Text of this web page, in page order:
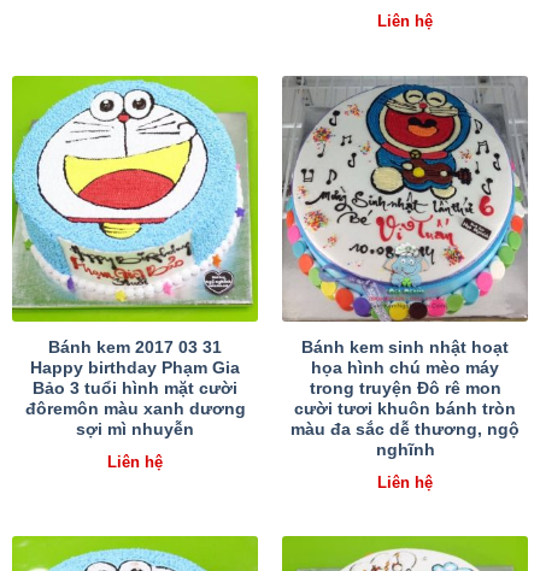
Liên hệ
Bánh kem 2017 03 31
Happy birthday Phạm Gia
Bảo 3 tuổi hình mặt cười
đôremôn màu xanh dương
sợi mì nhuyễn
Liên hệ
Bánh kem sinh nhật hoạt
họa hình chú mèo máy
trong truyện Đô rê mon
cười tươi khuôn bánh tròn
màu đa sắc dễ thương, ngộ
nghĩnh
Liên hệ